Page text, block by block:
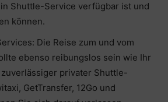
Shuttle-Service verfügbar ist und
können.
Die Reise zum und vom
ebenso reibungslos sein wie Ihr
privater Shuttle-
GetTransfer, 12Go und